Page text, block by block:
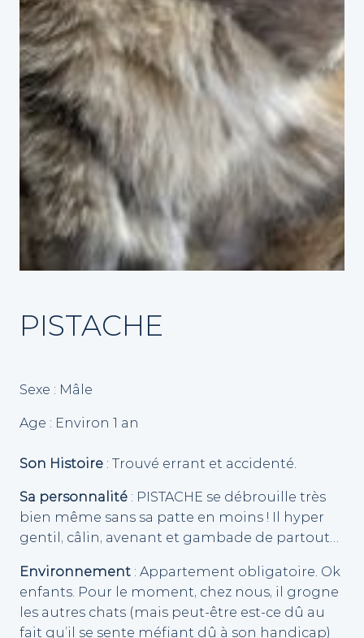
PISTACHE
Sexe : Mâle
Age : Environ 1 an
Son Histoire : Trouvé errant et accidenté.
Sa personnalité : PISTACHE se débrouille très
bien même sans sa patte en moins ! Il hyper
gentil, câlin, avenant et gambade de partout…
Environnement : Appartement obligatoire. Ok
enfants. Pour le moment, chez nous, il grogne
les autres chats (mais peut-être est-ce dû au
fait qu’il se sente méfiant dû à son handicap)